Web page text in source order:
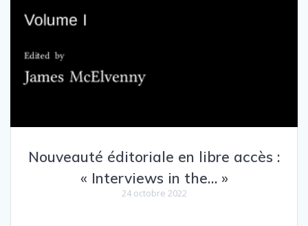
Nouveauté éditoriale en libre accès :
« Interviews in the… »
24 octobre 2022